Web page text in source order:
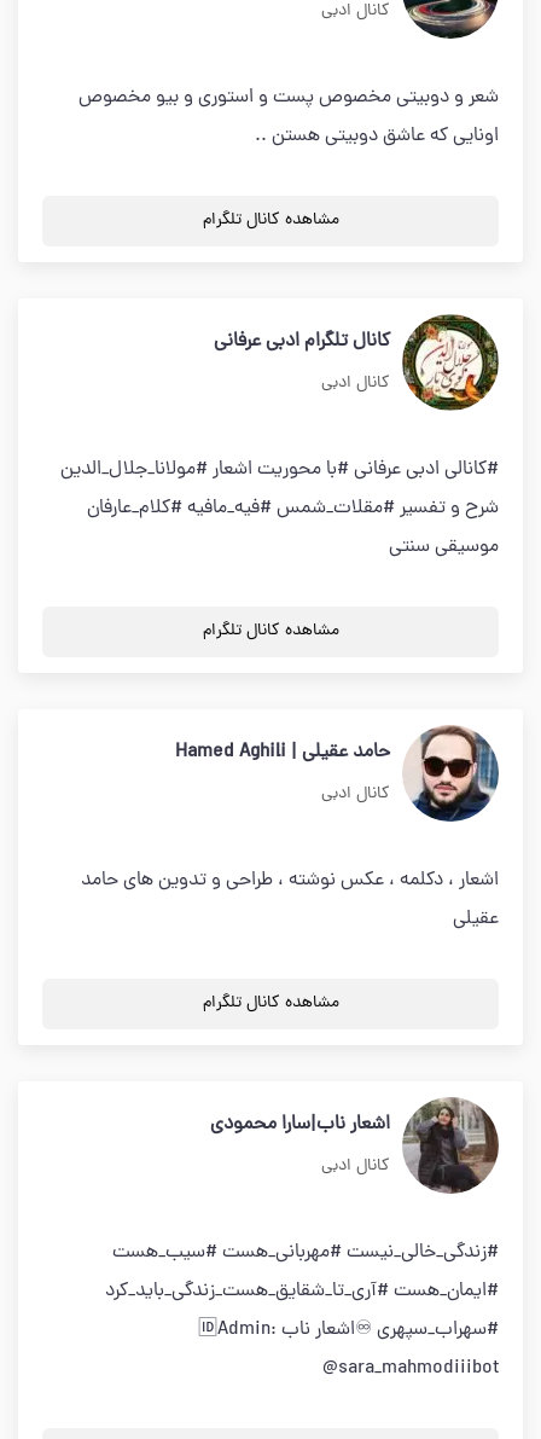
کانال ادبی
شعر و دوبیتی مخصوص پست و استوری و بیو مخصوص
اونایی که عاشق دوبیتی هستن ..
مشاهده کانال تلگرام
کانال تلگرام ادبی عرفانی
کانال ادبی
#کانالی ادبی عرفانی #با محوریت اشعار #مولانا_جلال_الدین
شرح و تفسیر #مقلات_شمس #فیه_مافیه #کلام_عارفان
موسیقی سنتی
مشاهده کانال تلگرام
حامد عقیلی | Hamed Aghili
کانال ادبی
اشعار ، دکلمه ، عکس نوشته ، طراحی و تدوین های حامد
عقیلی
مشاهده کانال تلگرام
اشعار ناب|سارا محمودی
کانال ادبی
#زندگی_خالی_نیست #مهربانی_هست #سیب_هست
#ایمان_هست #آری_تا_شقایق_هست_زندگی_باید_کرد
#سهراب_سپهری ♾️اشعار ناب 🆔Admin:
@sara_mahmodiiibot